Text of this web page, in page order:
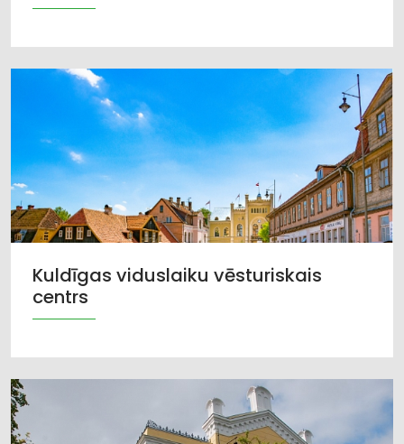
Kuldīgas viduslaiku vēsturiskais
centrs